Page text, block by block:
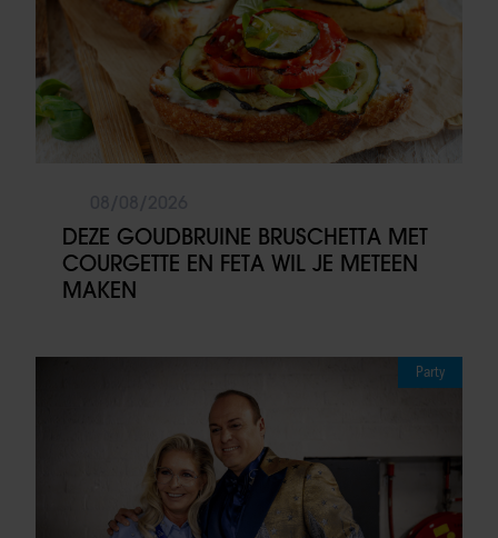
DEZE GOUDBRUINE BRUSCHETTA MET
COURGETTE EN FETA WIL JE METEEN
MAKEN
Party